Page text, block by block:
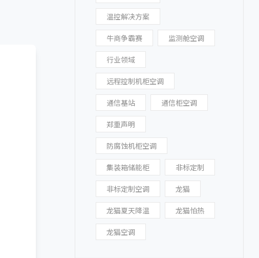
温控解决方案
牛商争霸赛 监测舱空调
行业领域
远程控制机柜空调
通信基站 通信柜空调
郑重声明
防腐蚀机柜空调
集装箱储能柜 非标定制
非标定制空调 龙猫
龙猫夏天降温 龙猫怕热
龙猫空调